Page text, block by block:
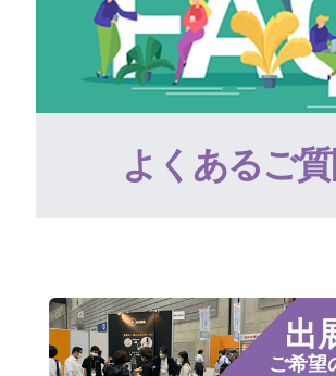
よくあるご
出
ご希望